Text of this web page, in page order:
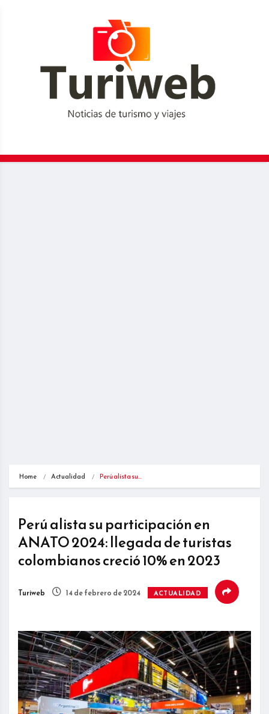
Home Actualidad Perú alista su…
Perú alista su participación en
ANATO 2024: llegada de turistas
colombianos creció 10% en 2023
Turiweb 14 de febrero de 2024 ACTUALIDAD